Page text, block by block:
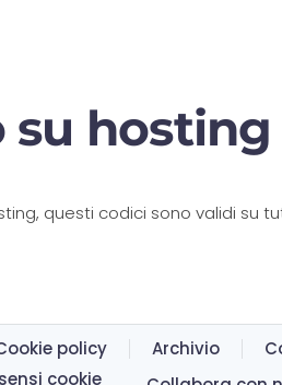
su
questi codici sono validi su
policy Archivio
cookie